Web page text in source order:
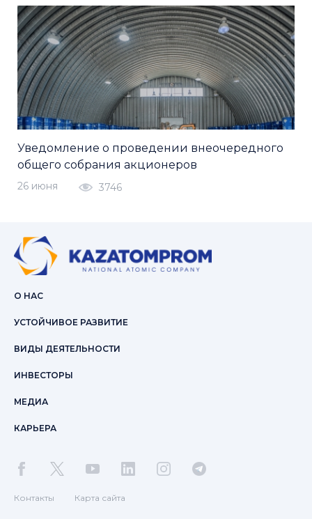
Уведомление о проведении внеочередного
общего собрания акционеров
26 июня 3746
О НАС
УСТОЙЧИВОЕ РАЗВИТИЕ
ВИДЫ ДЕЯТЕЛЬНОСТИ
ИНВЕСТОРЫ
МЕДИА
КАРЬЕРА
Контакты Карта сайта